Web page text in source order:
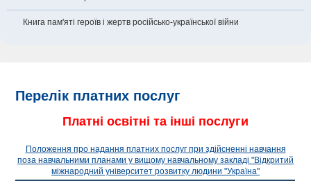
Книга пам'яті героїв і жертв російсько-української війни
Перелік платних послуг
Платні освітні та інші послуги
Положення про надання платних послуг при здійсненні навчання
поза навчальними планами у вищому навчальному закладі "Відкритий
міжнародний університет розвитку людини "Україна"